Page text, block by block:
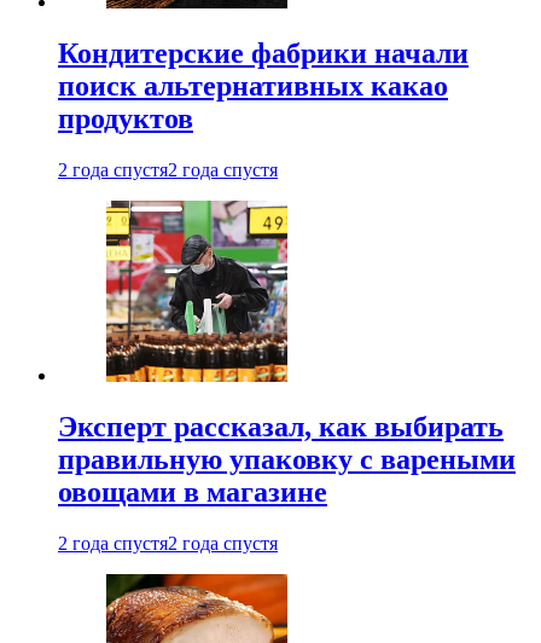
Кондитерские фабрики начали
поиск альтернативных какао
продуктов
2 года спустя2 года спустя
Эксперт рассказал, как выбирать
правильную упаковку с вареными
овощами в магазине
2 года спустя2 года спустя